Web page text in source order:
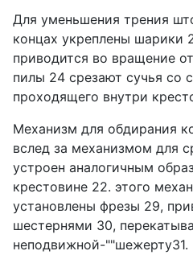
Для уменьшения трения
концах укреплены шарики
приводится во вращение
пилы 24 срезают сучья со
проходящего внутри
Механизм для обдирания
вслед за механизмом для
устроен аналогичным
крестовине 22. этого
установлены фрезы 29,
шестернями 30,
неподвижной-""шежерту31.